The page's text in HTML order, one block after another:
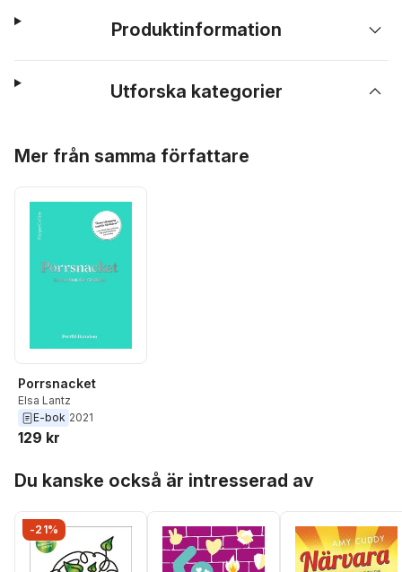
Produktinformation
Utforska kategorier
Mer från samma författare
Porrsnacket
Elsa Lantz
E-bok 2021
129 kr
Du kanske också är intresserad av
-21%